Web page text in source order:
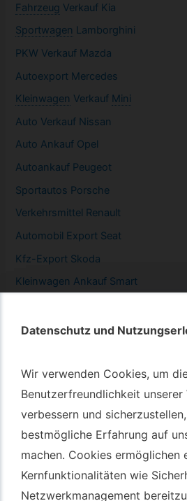
Datenschutz und
Wir verwenden Cookies, um
Benutzerfreundlichkeit unserer
verbessern und
bestmögliche Erfahrung auf
machen. Cookies ermöglichen
Kernfunktionalitäten wie
Netzwerkmanagement
Datenschutz und
Wir verwenden Cookies, um
Benutzerfreundlichkeit unserer
verbessern und
bestmögliche Erfahrung auf
machen. Cookies ermöglichen
Kernfunktionalitäten wie
Netzwerkmanagement
Fahrzeug Verkauf Kia
Sportwagen Lamborghini
PKW Verkauf Mazda
Autoexport Mercedes
Kleinwagen Verkauf Mini
Auto Verkauf Nissan
Auto Ankauf Opel
Autoankauf Peugeot
Sportautos Porsche
Verkehrsmittel Renault
Automobil Export Seat
Kfz-Export Skoda
Kleinwagen Ankauf Smart
Autotransport Bochum
Autotransport Düsseldorf
Autotransport Essen
Autoexport Gelsenkirchen
Autoexport Herne